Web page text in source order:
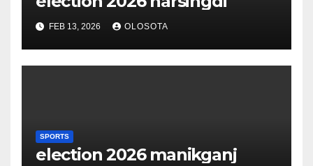
FEB 13, 2026 OLOSOTA
SPORTS
election 2026 manikganj